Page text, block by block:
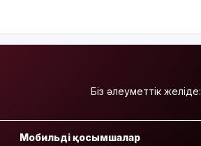
Біз әлеуметтік желіде:
Мобильді қосымшалар